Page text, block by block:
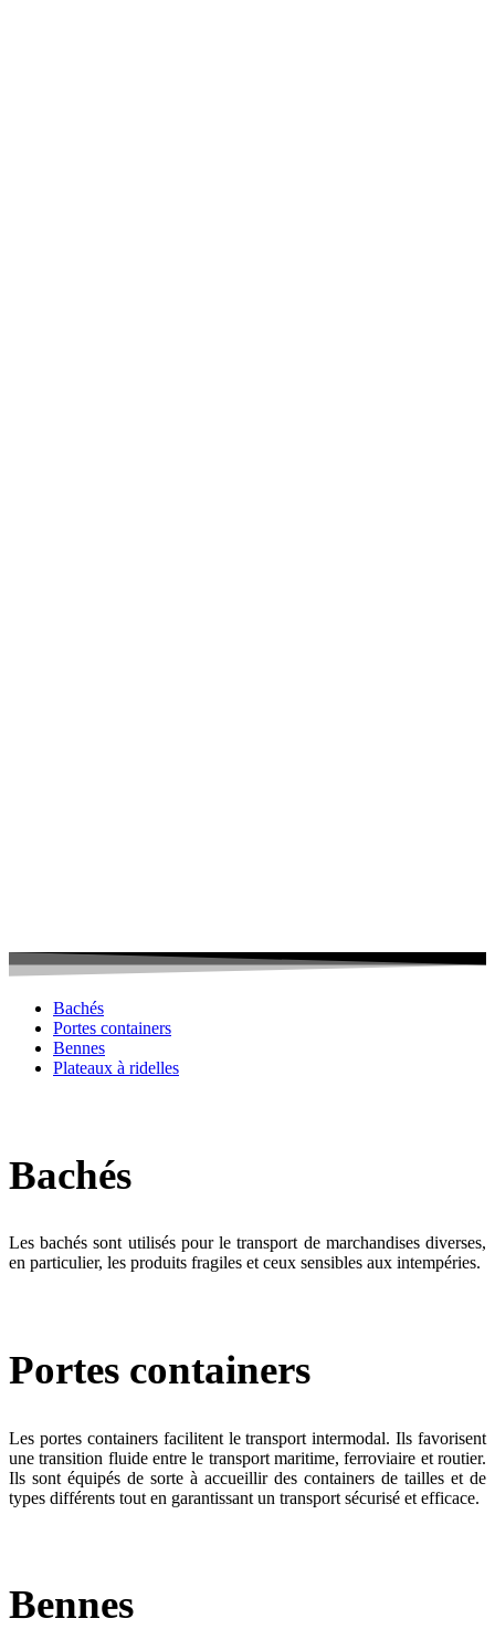
Bachés
Portes containers
Bennes
Plateaux à ridelles
Bachés
Les bachés sont utilisés pour le transport de marchandises diverses,
en particulier, les produits fragiles et ceux sensibles aux intempéries.
Portes containers
Les portes containers facilitent le transport intermodal. Ils favorisent
une transition fluide entre le transport maritime, ferroviaire et routier.
Ils sont équipés de sorte à accueillir des containers de tailles et de
types différents tout en garantissant un transport sécurisé et efficace.
Bennes